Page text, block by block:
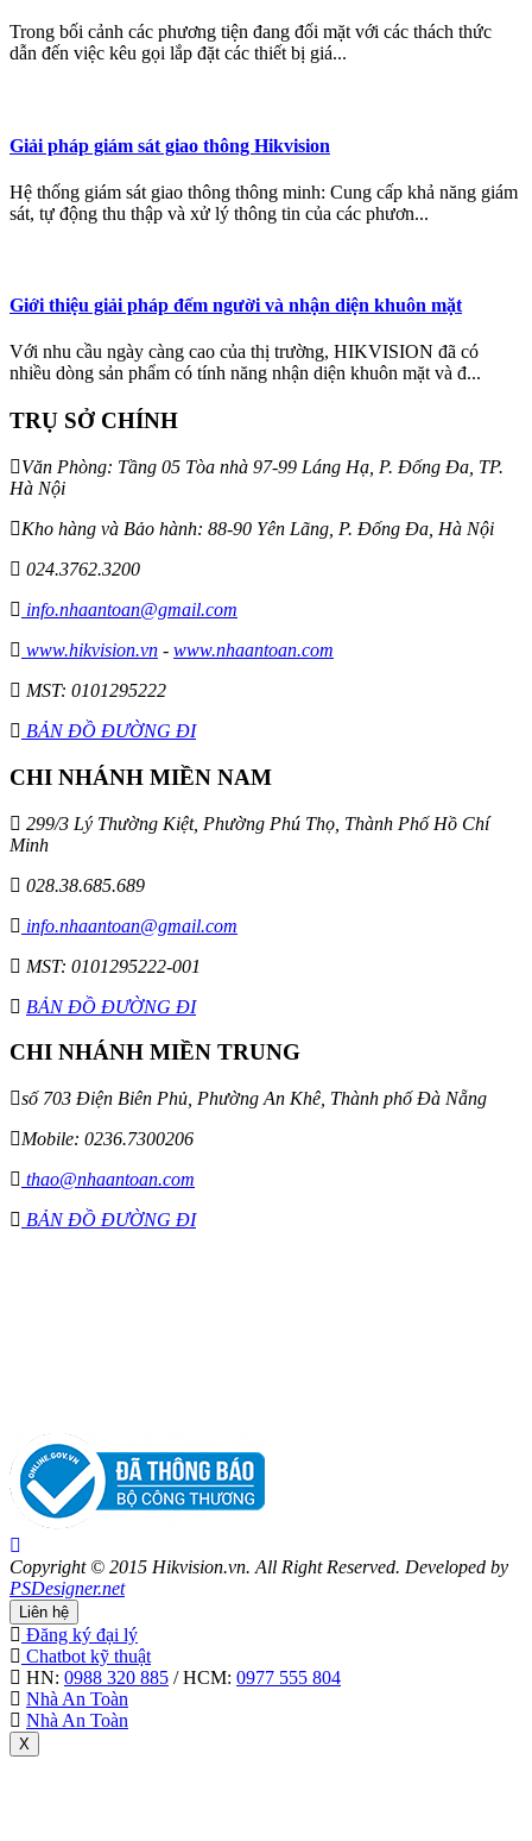
Trong bối cảnh các phương tiện đang đối mặt với các thách thức
dẫn đến việc kêu gọi lắp đặt các thiết bị giá...
Giải pháp giám sát giao thông Hikvision
Hệ thống giám sát giao thông thông minh: Cung cấp khả năng giám
sát, tự động thu thập và xử lý thông tin của các phươn...
Giới thiệu giải pháp đếm người và nhận diện khuôn mặt
Với nhu cầu ngày càng cao của thị trường, HIKVISION đã có
nhiều dòng sản phẩm có tính năng nhận diện khuôn mặt và đ...
TRỤ SỞ CHÍNH
Văn Phòng: Tầng 05 Tòa nhà 97-99 Láng Hạ, P. Đống Đa, TP.
Hà Nội
Kho hàng và Bảo hành: 88-90 Yên Lãng, P. Đống Đa, Hà Nội
024.3762.3200
info.nhaantoan@gmail.com
www.hikvision.vn - www.nhaantoan.com
MST: 0101295222
BẢN ĐỒ ĐƯỜNG ĐI
CHI NHÁNH MIỀN NAM
299/3 Lý Thường Kiệt, Phường Phú Thọ, Thành Phố Hồ Chí
Minh
028.38.685.689
info.nhaantoan@gmail.com
MST: 0101295222-001
BẢN ĐỒ ĐƯỜNG ĐI
CHI NHÁNH MIỀN TRUNG
số 703 Điện Biên Phủ, Phường An Khê, Thành phố Đà Nẵng
Mobile: 0236.7300206
thao@nhaantoan.com
BẢN ĐỒ ĐƯỜNG ĐI
Copyright © 2015 Hikvision.vn. All Right Reserved. Developed by
PSDesigner.net
Liên hệ
Đăng ký đại lý
Chatbot kỹ thuật
HN: 0988 320 885 / HCM: 0977 555 804
Nhà An Toàn
Nhà An Toàn
X